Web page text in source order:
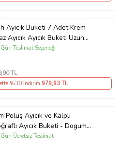
Ayıcık Buketi 7 Adet Krem-
Ayıcık Ayıcık Buketi Uzun
Hediyelik Peluş Ayı Buketi
Teslimat Seçeneği
,90 TL
%30 İndirim 979,93 TL
Peluş Ayıcık ve Kalpli
Ayıcık Buketi - Dogum
- Yeni İs - Ozur - Yildonumu -
Ücretsiz Teslimat